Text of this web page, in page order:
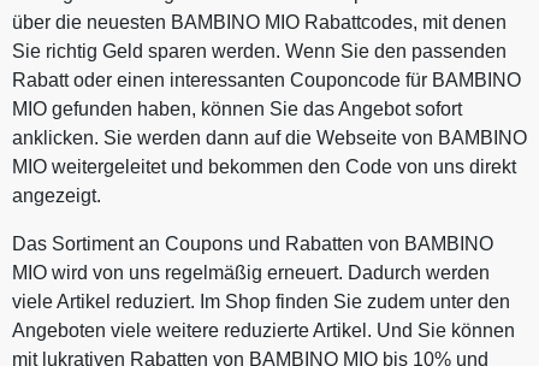
über die neuesten BAMBINO MIO Rabattcodes, mit denen
Sie richtig Geld sparen werden. Wenn Sie den passenden
Rabatt oder einen interessanten Couponcode für BAMBINO
MIO gefunden haben, können Sie das Angebot sofort
anklicken. Sie werden dann auf die Webseite von BAMBINO
MIO weitergeleitet und bekommen den Code von uns direkt
angezeigt.
Das Sortiment an Coupons und Rabatten von BAMBINO
MIO wird von uns regelmäßig erneuert. Dadurch werden
viele Artikel reduziert. Im Shop finden Sie zudem unter den
Angeboten viele weitere reduzierte Artikel. Und Sie können
mit lukrativen Rabatten von BAMBINO MIO bis 10% und